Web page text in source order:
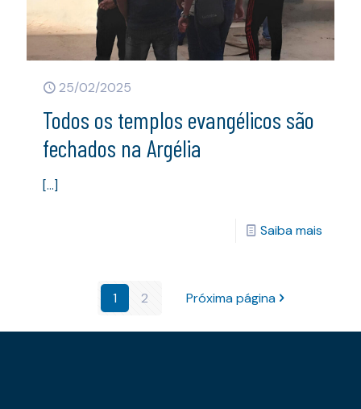
25/02/2025
Todos os templos evangélicos são
fechados na Argélia
[…]
Saiba mais
1 2 Próxima página